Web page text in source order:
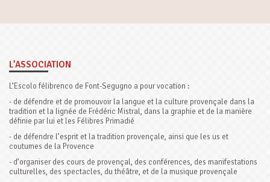
L’ASSOCIATION
L’Escolo félibrenco de Font-Segugno a pour vocation :
- de défendre et de promouvoir la langue et la culture provençale dans la
tradition et la lignée de Frédéric Mistral, dans la graphie et de la manière
définie par lui et les Félibres Primadié
- de défendre l’esprit et la tradition provençale, ainsi que les us et
coutumes de la Provence
- d’organiser des cours de provençal, des conférences, des manifestations
culturelles, des spectacles, du théâtre, et de la musique provençale